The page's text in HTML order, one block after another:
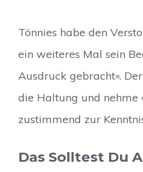
Tönnies habe den
ein weiteres Mal sein
Ausdruck gebracht».
die Haltung und nehme
zustimmend zur
Das Solltest Du